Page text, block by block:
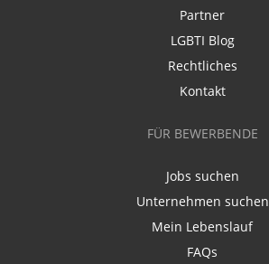
Partner
LGBTI Blog
Rechtliches
Kontakt
FÜR BEWERBENDE
Jobs suchen
Unternehmen suchen
Mein Lebenslauf
FAQs